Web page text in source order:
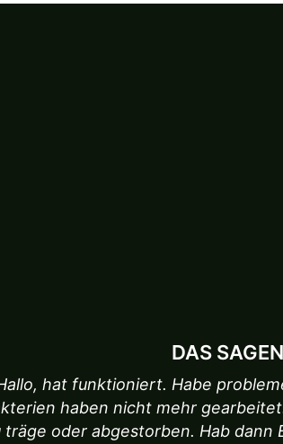
DAS
hat funktioniert. Habe
haben nicht mehr
träge oder abgestorben. Hab dann